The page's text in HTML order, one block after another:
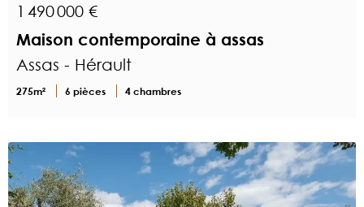
1 490 000 €
Maison contemporaine à assas
Assas - Hérault
275m² 6 pièces 4 chambres